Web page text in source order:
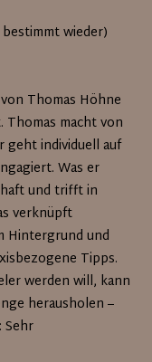
wieder)
Thomas Höhne
macht von
geht individuell auf
Was er
und trifft in
verknüpft
Hintergrund und
Tipps.
werden will, kann
herausholen –
Sehr